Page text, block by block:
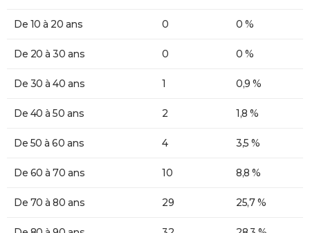
De 10 à 20 ans 0 0 %
De 20 à 30 ans 0 0 %
De 30 à 40 ans 1 0,9 %
De 40 à 50 ans 2 1,8 %
De 50 à 60 ans 4 3,5 %
De 60 à 70 ans 10 8,8 %
De 70 à 80 ans 29 25,7 %